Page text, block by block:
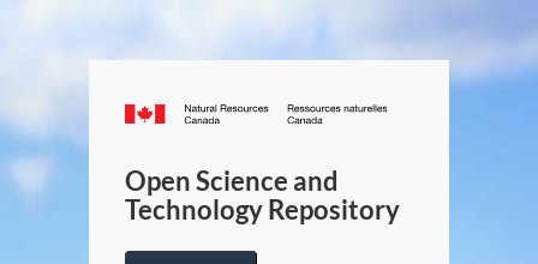
Canada.ca
/
Canada
Open Science and
Technology Repository